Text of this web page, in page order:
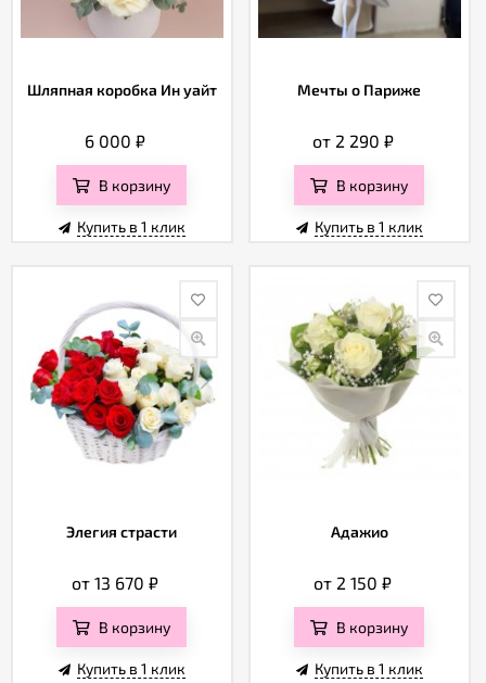
Шляпная коробка Ин уайт
6 000₽
В корзину
Купить в 1 клик
Мечты о Париже
от 2 290 ₽
В корзину
Купить в 1 клик
Элегия страсти
от 13 670₽
В корзину
Купить в 1 клик
Адажио
от 2 150₽
В корзину
Купить в 1 клик